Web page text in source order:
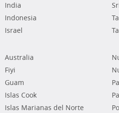
India
Indonesia
Israel
Australia
Fiyi
Guam
Islas Cook
Islas Marianas del Norte